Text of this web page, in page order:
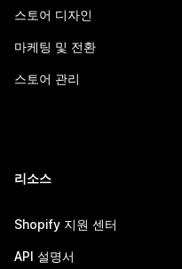
스토어 디자인
마케팅 및 전환
스토어 관리
리소스
Shopify 지원 센터
API 설명서